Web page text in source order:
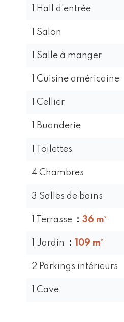
1 Hall d'entrée
1 Salon
1 Salle à manger
1 Cuisine américaine
1 Cellier
1 Buanderie
1 Toilettes
4 Chambres
3 Salles de bains
1 Terrasse 36 m²
1 Jardin 109 m²
2 Parkings intérieurs
1 Cave